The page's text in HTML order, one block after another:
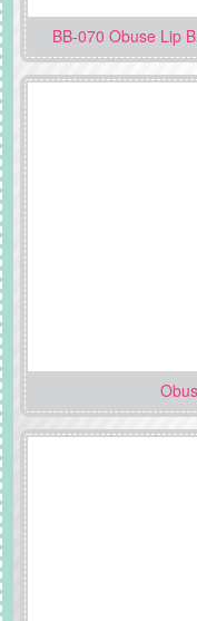
BB-070 Obuse Lip